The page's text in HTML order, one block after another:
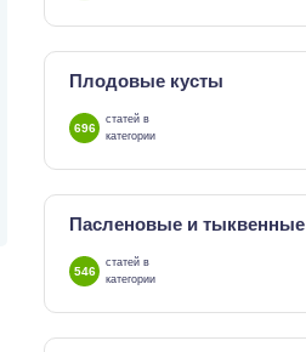
Плодовые кусты
696
статей в
категории
Пасленовые и тыквенные
546
статей в
категории